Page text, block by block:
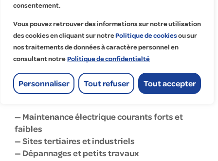
consentement.
Vous pouvez retrouver des informations sur notre utilisation
des cookies en cliquant sur notrePolitique de cookiesou sur
nos traitements de données à caractère personnel en
consultant notrePolitique de confidentialté
Personnaliser Tout refuser Tout accepter
Ouest
Accueil >
Centre de services de Saint-Nazaire - Fauché Maintenance Ouest
Centre de services de Saint-
Nazaire - Fauché Maintenance
Ouest
maintenance
— Maintenance électrique courants forts et
faibles
— Sites tertiaires et industriels
— Dépannages et petits travaux